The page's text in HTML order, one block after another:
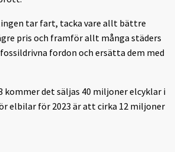
tar fart, tacka vare allt bättre
pris och framför allt många städers
fordon och ersätta dem med
det säljas 40 miljoner elcyklar i
elbilar för 2023 är att cirka 12 miljoner